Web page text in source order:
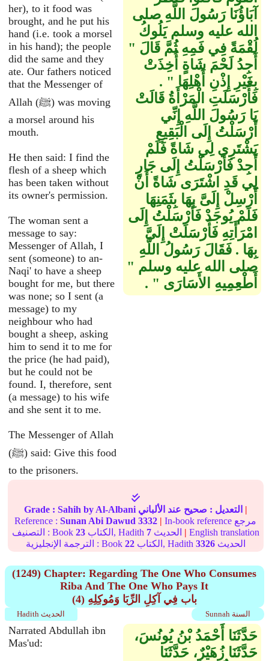
her), to it food was
brought, and he put his
hand (i.e. took a morsel
in his hand); the people
did the same and they
ate. Our fathers noticed
that the Messenger of
Allah (ﷺ) was moving
a morsel around his
mouth.
He then said: I find the
flesh of a sheep which
has been taken without
its owner's permission.
The woman sent a
message to say:
Messenger of Allah, I
sent (someone) to an-
Naqi' to have a sheep
bought for me, but there
was none; so I sent (a
message) to my
neighbour who had
bought a sheep, asking
him to send it to me for
the price (he had paid),
but he could not be
found. I, therefore, sent
(a message) to his wife
and she sent it to me.
The Messenger of Allah
(ﷺ) said: Give this food
to the prisoners.
آبَاؤُنَا رَسُولَ اللَّهِ صلى
الله عليه وسلم يَلُوكُ
لُقْمَةً فِي فَمِهِ ثُمَّ قَالَ ‏"‏
أَجِدُ لَحْمَ شَاةٍ أُخِذَتْ
بِغَيْرِ إِذْنِ أَهْلِهَا ‏"‏ ‏.‏
فَأَرْسَلَتِ الْمَرْأَةُ قَالَتْ
يَا رَسُولَ اللَّهِ إِنِّي
أَرْسَلْتُ إِلَى الْبَقِيعِ
يَشْتَرِي لِي شَاةً فَلَمْ
أَجِدْ فَأَرْسَلْتُ إِلَى جَارٍ
لِي قَدِ اشْتَرَى شَاةً أَنْ
أَرْسِلْ إِلَىَّ بِهَا بِثَمَنِهَا
فَلَمْ يُوجَدْ فَأَرْسَلْتُ إِلَى
امْرَأَتِهِ فَأَرْسَلَتْ إِلَىَّ
بِهَا ‏.‏ فَقَالَ رَسُولُ اللَّهِ
صلى الله عليه وسلم ‏"‏
أَطْعِمِيهِ الأَسَارَى ‏"‏ ‏.‏
Grade : Sahih by Al-Albani التعديل : صحيح عند الألباني
|
Reference :Sunan Abi Dawud 3332 | In-book reference مرجع
التصنيف : Book 23 الكتاب, Hadith 7 | English translation
الترجمة الإنجليزية : Book 22 الكتاب, Hadith 3326 الحديث
(1249) Chapter: Regarding The One Who Consumes
Riba And The One Who Pays It
(4) باب فِي آكِلِ الرِّبَا وَمُوكِلِهِ
Sunnah السنة Hadith الحديث
Narrated Abdullah ibn
Mas'ud:
حَدَّثَنَا أَحْمَدُ بْنُ يُونُسَ،
حَدَّثَنَا زُهَيْرٌ، حَدَّثَنَا